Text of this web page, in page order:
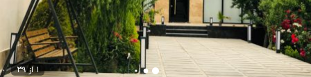
1 از 39